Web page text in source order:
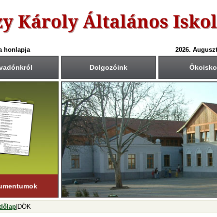
honlapja
2026.
Dolgozóink
nap:
1. (hétfő)
tanítási nap:
19. (péntek)
napok száma:
nap
félév
23-igtart.
Csengetési rend
1.: 755 - 840
2.: 900- 945
3.: 955- 1040
4.: 10 50- 11 35
5.: 1145- 12 30
6.: 1240- 1325
7.: 13 45- 1430
- 15 20
- 1605
Közös fogadóórák
Krétában kiértesített
|DÖK